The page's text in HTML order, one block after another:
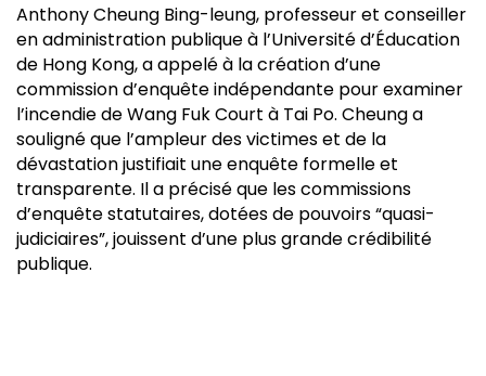
Anthony Cheung Bing-leung, professeur et conseiller
en administration publique à l’Université d’Éducation
de Hong Kong, a appelé à la création d’une
commission d’enquête indépendante pour examiner
l’incendie de Wang Fuk Court à Tai Po. Cheung a
souligné que l’ampleur des victimes et de la
dévastation justifiait une enquête formelle et
transparente. Il a précisé que les commissions
d’enquête statutaires, dotées de pouvoirs “quasi-
judiciaires”, jouissent d’une plus grande crédibilité
publique.